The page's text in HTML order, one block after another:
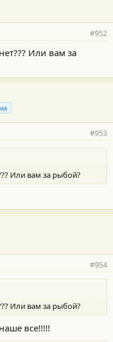
#952
Или вам за
#953
Или вам за рыбой?
#954
Или вам за рыбой?
все!!!!!